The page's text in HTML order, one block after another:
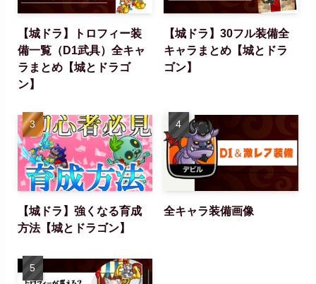
【城ドラ】トロフィー装
備一覧（D1武具）全キャ
ラまとめ【城とドラゴ
ン】
【城ドラ】30フル装備全
キャラまとめ【城とドラ
ゴン】
【城ドラ】強くなる育成
方法【城とドラゴン】
全キャラ装備画像